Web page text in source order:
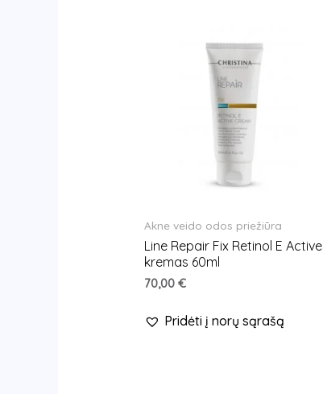
Akne veido odos priežiūra
Line Repair Fix Retinol E Active
kremas 60ml
70,00 €
Pridėti į norų sąrašą